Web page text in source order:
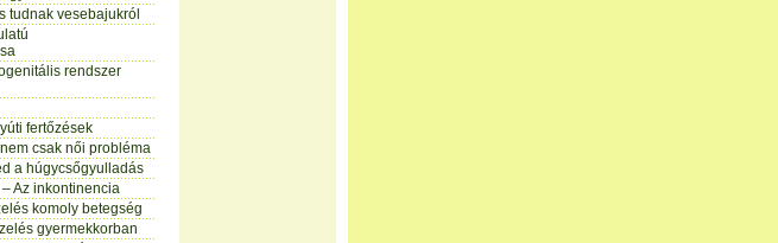
tudnak vesebajukról
rendszer
fertőzések
csak női probléma
a húgycsőgyulladás
Az inkontinencia
komoly betegség
gyermekkorban